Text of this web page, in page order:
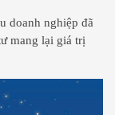
doanh nghiệp đã
mang lại giá trị